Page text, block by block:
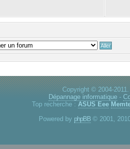
Copyright © 2004-
Dépannage informatique -
Top recherche : ASUS Eee
Powered by phpBB © 2001,